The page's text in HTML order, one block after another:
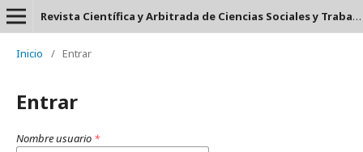
Revista Científica y Arbitrada de Ciencias Sociales y Trabajo Social: Tejedora. ISSN: 2697-3626
Inicio / Entrar
Entrar
Nombre usuario *